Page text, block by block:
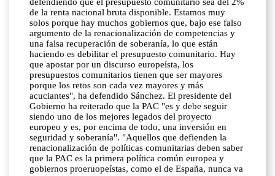
de la renta nacional bruta disponible. Estamos muy
solos porque hay muchos gobiernos que, bajo ese falso
argumento de la renacionalización de competencias y
una falsa recuperación de soberanía, lo que están
haciendo es debilitar el presupuesto comunitario. Hay
que apostar por un discurso europeísta, los
presupuestos comunitarios tienen que ser mayores
porque los retos son cada vez mayores y más
acuciantes", ha defendido Sánchez. El presidente del
Gobierno ha reiterado que la PAC "es y debe seguir
siendo uno de los mejores legados del proyecto
europeo y es, por encima de todo, una inversión en
seguridad y soberanía". "Aquellos que defienden la
renacionalización de políticas comunitarias deben saber
que la PAC es la primera política común europea y
gobiernos proeruopeístas, como el de España, nunca va